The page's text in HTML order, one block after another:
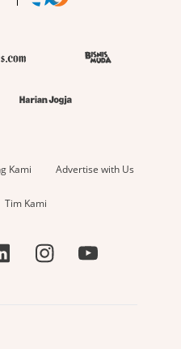
Kami Advertise with Us
Tim Kami